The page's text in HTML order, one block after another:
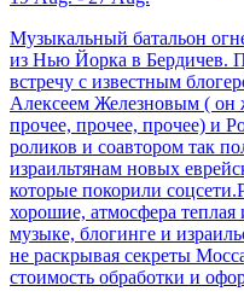
Музыкальный батальон
из Нью Йорка в Бердичев.
встречу с известным
Алексеем Железновым (
прочее, прочее, прочее) и
роликов и соавтором так
израильтянам новых
которые покорили
хорошие, атмосфера
музыке, блогинге и
не раскрывая секреты
стоимость обработки и